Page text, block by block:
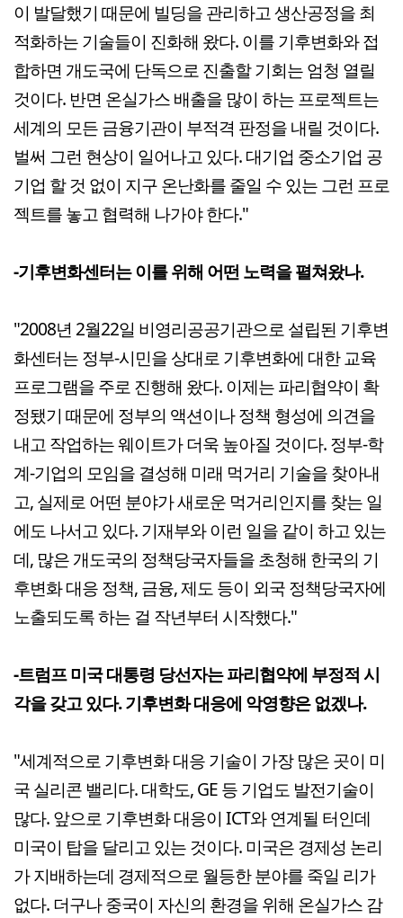
이 발달했기 때문에 빌딩을 관리하고 생산공정을 최
적화하는 기술들이 진화해 왔다. 이를 기후변화와 접
합하면 개도국에 단독으로 진출할 기회는 엄청 열릴
것이다. 반면 온실가스 배출을 많이 하는 프로젝트는
세계의 모든 금융기관이 부적격 판정을 내릴 것이다.
벌써 그런 현상이 일어나고 있다. 대기업 중소기업 공
기업 할 것 없이 지구 온난화를 줄일 수 있는 그런 프로
젝트를 놓고 협력해 나가야 한다."
-기후변화센터는 이를 위해 어떤 노력을 펼쳐왔나.
"2008년 2월22일 비영리공공기관으로 설립된 기후변
화센터는 정부-시민을 상대로 기후변화에 대한 교육
프로그램을 주로 진행해 왔다. 이제는 파리협약이 확
정됐기 때문에 정부의 액션이나 정책 형성에 의견을
내고 작업하는 웨이트가 더욱 높아질 것이다. 정부-학
계-기업의 모임을 결성해 미래 먹거리 기술을 찾아내
고, 실제로 어떤 분야가 새로운 먹거리인지를 찾는 일
에도 나서고 있다. 기재부와 이런 일을 같이 하고 있는
데, 많은 개도국의 정책당국자들을 초청해 한국의 기
후변화 대응 정책, 금융, 제도 등이 외국 정책당국자에
노출되도록 하는 걸 작년부터 시작했다."
-트럼프 미국 대통령 당선자는 파리협약에 부정적 시
각을 갖고 있다. 기후변화 대응에 악영향은 없겠나.
"세계적으로 기후변화 대응 기술이 가장 많은 곳이 미
국 실리콘 밸리다. 대학도, GE 등 기업도 발전기술이
많다. 앞으로 기후변화 대응이 ICT와 연계될 터인데
미국이 탑을 달리고 있는 것이다. 미국은 경제성 논리
가 지배하는데 경제적으로 월등한 분야를 죽일 리가
없다. 더구나 중국이 자신의 환경을 위해 온실가스 감